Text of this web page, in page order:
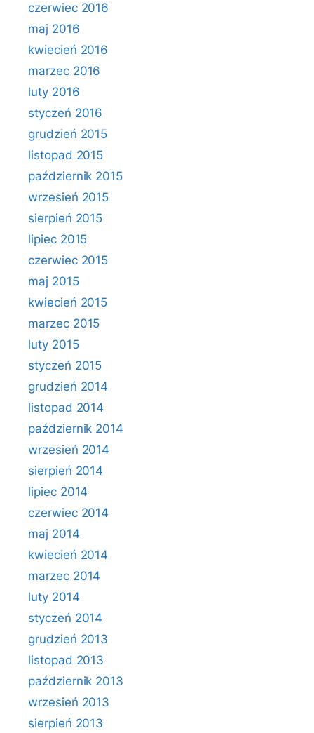
czerwiec 2016
maj 2016
kwiecień 2016
marzec 2016
luty 2016
styczeń 2016
grudzień 2015
listopad 2015
październik 2015
wrzesień 2015
sierpień 2015
lipiec 2015
czerwiec 2015
maj 2015
kwiecień 2015
marzec 2015
luty 2015
styczeń 2015
grudzień 2014
listopad 2014
październik 2014
wrzesień 2014
sierpień 2014
lipiec 2014
czerwiec 2014
maj 2014
kwiecień 2014
marzec 2014
luty 2014
styczeń 2014
grudzień 2013
listopad 2013
październik 2013
wrzesień 2013
sierpień 2013